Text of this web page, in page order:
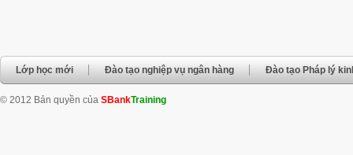
Lớp học mới Đào tạo nghiệp vụ ngân hàng Đào tạo Pháp lý
© 2012 Bản quyền của SBankTraining